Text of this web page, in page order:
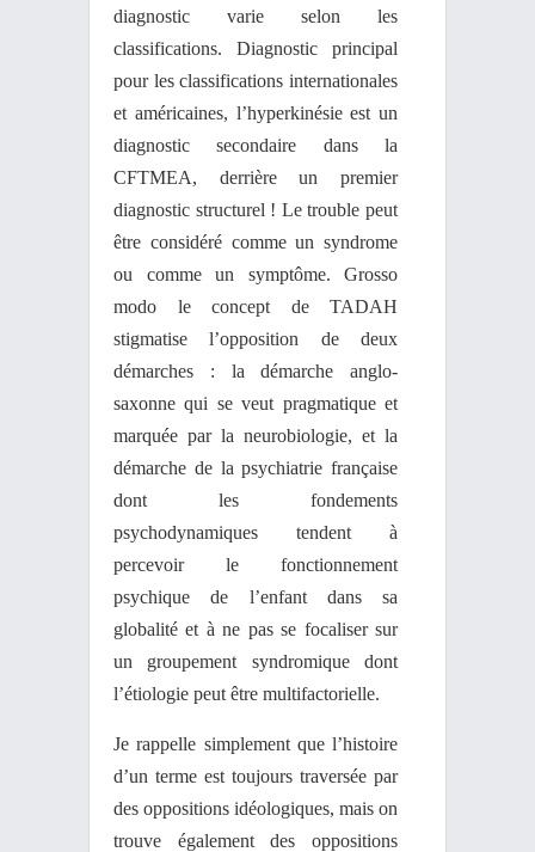
diagnostic varie selon les
classifications. Diagnostic principal
pour les classifications internationales
et américaines, l’hyperkinésie est un
diagnostic secondaire dans la
CFTMEA, derrière un premier
diagnostic structurel ! Le trouble peut
être considéré comme un syndrome
ou comme un symptôme. Grosso
modo le concept de TADAH
stigmatise l’opposition de deux
démarches : la démarche anglo-
saxonne qui se veut pragmatique et
marquée par la neurobiologie, et la
démarche de la psychiatrie française
dont les fondements
psychodynamiques tendent à
percevoir le fonctionnement
psychique de l’enfant dans sa
globalité et à ne pas se focaliser sur
un groupement syndromique dont
l’étiologie peut être multifactorielle.
Je rappelle simplement que l’histoire
d’un terme est toujours traversée par
des oppositions idéologiques, mais on
trouve également des oppositions